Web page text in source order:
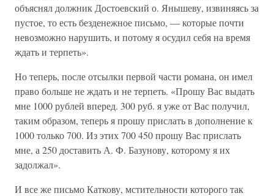
объяснял должник Достоевский о. Янышеву, извиняясь за
пустое, то есть безденежное письмо, — которые почти
невозможно нарушить, и потому я осудил себя на время
ждать и терпеть».
Но теперь, после отсылки первой части романа, он имел
право больше не ждать и не терпеть. «Прошу Вас выдать
мне 1000 рублей вперед. 300 руб. я уже от Вас получил,
таким образом, теперь я прошу прислать в дополнение к
1000 только 700. Из этих 700 450 прошу Вас прислать
мне, а 250 доставить А. Ф. Базунову, которому я их
задолжал».
И все же письмо Каткову, мстительности которого так